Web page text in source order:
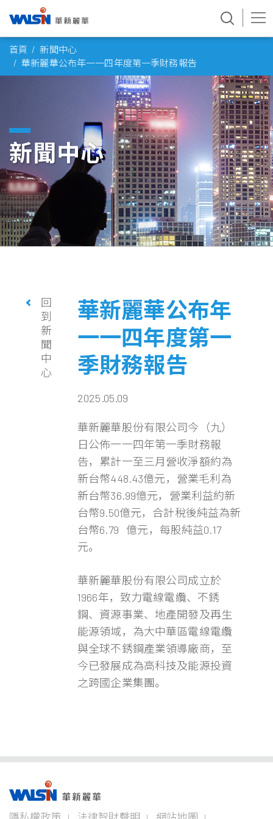
content
首頁
新聞中心
華新麗華公布年一一四年度第一季財務報告
新聞中心
回
到
新
聞
中
心
華新麗華公布年
一一四年度第一
季財務報告
2025.05.09
華新麗華股份有限公司今（九）
日公佈一一四年第一季財務報
告，累計一至三月營收淨額約為
新台幣448.43億元，營業毛利為
新台幣36.99億元，營業利益約新
台幣9.50億元，合計稅後純益為新
台幣6.79 億元，每股純益0.17
元。
華新麗華股份有限公司成立於
1966年，致力電線電纜、不銹
鋼、資源事業、地產開發及再生
能源領域，為大中華區電線電纜
與全球不銹鋼產業領導廠商，至
今已發展成為高科技及能源投資
之跨國企業集團。
事業版圖
隱私權政策 法律智財聲明 網站地圖